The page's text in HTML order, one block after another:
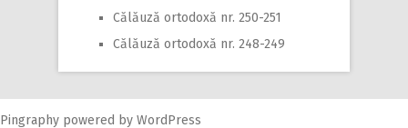
Călăuză ortodoxă nr. 250-251
Călăuză ortodoxă nr. 248-249
Pingraphy powered by WordPress